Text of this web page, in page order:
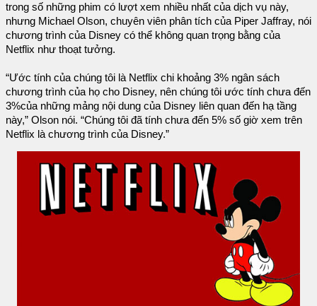
trong số những phim có lượt xem nhiều nhất của dịch vụ này,
nhưng Michael Olson, chuyên viên phân tích của Piper Jaffray, nói
chương trình của Disney có thể không quan trọng bằng của
Netflix như thoạt tưởng.
“Ước tính của chúng tôi là Netflix chi khoảng 3% ngân sách
chương trình của họ cho Disney, nên chúng tôi ước tính chưa đến
3%của những mảng nội dung của Disney liên quan đến hạ tầng
này,” Olson nói. “Chúng tôi đã tính chưa đến 5% số giờ xem trên
Netflix là chương trình của Disney.”